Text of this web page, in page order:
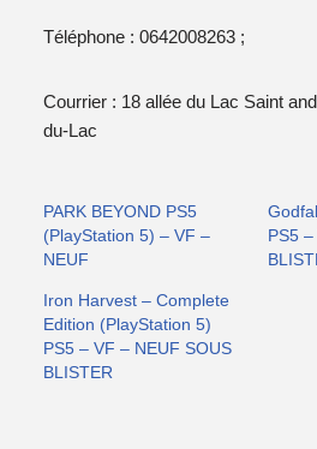
Téléphone : 0642008263 ;
Courrier : 18 allée du Lac Saint
du-Lac
PARK BEYOND PS5
(PlayStation 5) – VF –
NEUF
PS5
Iron Harvest – Complete
Edition (PlayStation 5)
PS5 – VF – NEUF SOUS
BLISTER